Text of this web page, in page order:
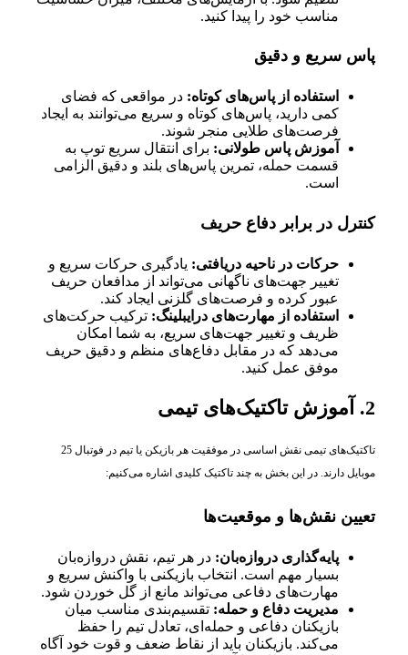
مناسب خود را پیدا کنید.
پاس سریع و دقیق
استفاده از پاس‌های کوتاه: در مواقعی که فضای
کمی دارید، پاس‌های کوتاه و سریع می‌توانند به ایجاد
فرصت‌های طلایی منجر شوند.
آموزش پاس طولانی: برای انتقال سریع توپ به
قسمت حمله، تمرین پاس‌های بلند و دقیق الزامی
است.
کنترل در برابر دفاع حریف
حرکات در ناحیه دریافتی: یادگیری حرکات سریع و
تغییر جهت‌های ناگهانی می‌تواند از مدافعان حریف
عبور کرده و فرصت‌های گلزنی ایجاد کند.
استفاده از مهارت‌های درایبلینگ: ترکیب حرکت‌های
ظریف و تغییر جهت‌های سریع، به شما امکان
می‌دهد که در مقابل دفاع‌های منظم و دقیق حریف
موفق عمل کنید.
2. آموزش تاکتیک‌های تیمی
تاکتیک‌های تیمی نقش اساسی در موفقیت هر بازیکن یا تیم در فوتبال 25
موبایل دارند. در این بخش به چند تاکتیک کلیدی اشاره می‌کنیم:
تعیین نقش‌ها و موقعیت‌ها
پایه‌گذاری دروازه‌بان: در هر تیم، نقش دروازه‌بان
بسیار مهم است. انتخاب بازیکنی با واکنش سریع و
مهارت‌های دفاعی می‌تواند مانع از گل خوردن شود.
مدیریت دفاع و حمله: تقسیم‌بندی مناسب میان
بازیکنان دفاعی و حمله‌ای، تعادل تیم را حفظ
می‌کند. بازیکنان باید از نقاط ضعف و قوت خود آگاه